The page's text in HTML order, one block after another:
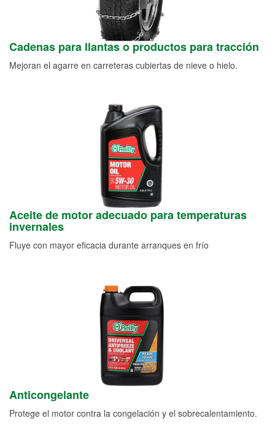
Cadenas para llantas o productos para tracción
Mejoran el agarre en carreteras cubiertas de nieve o hielo.
Aceite de motor adecuado para temperaturas
invernales
Fluye con mayor eficacia durante arranques en frío
Anticongelante
Protege el motor contra la congelación y el sobrecalentamiento.